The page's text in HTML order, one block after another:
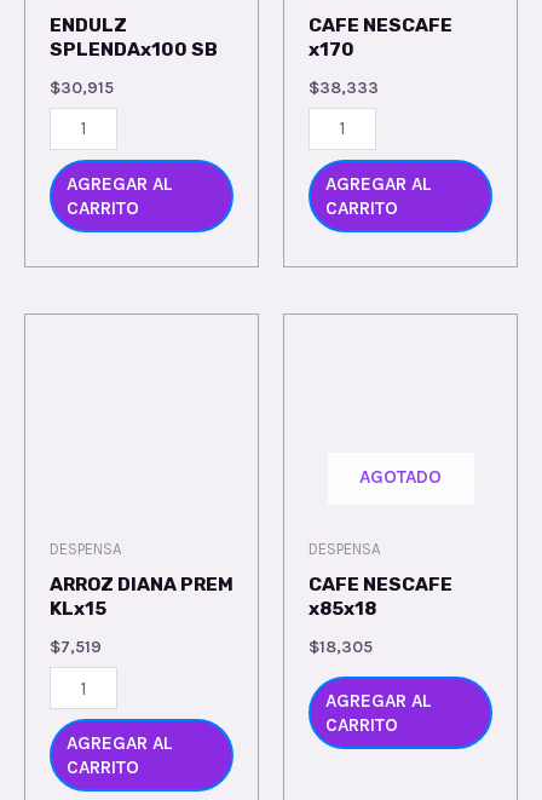
ENDULZ
SPLENDAx100 SB
$30,915
AGREGAR AL
CARRITO
CAFE NESCAFE
x170
$38,333
AGREGAR AL
CARRITO
DESPENSA
ARROZ DIANA PREM
KLx15
$7,519
AGREGAR AL
CARRITO
AGOTADO
DESPENSA
CAFE NESCAFE
x85x18
$18,305
AGREGAR AL
CARRITO